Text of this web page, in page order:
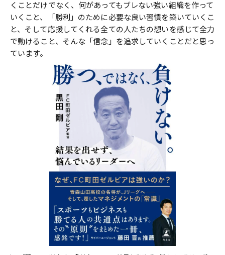
くことだけでなく、何があってもブレない強い組織を作って
いくこと、「勝利」のために必要な良い習慣を築いていくこ
と、そして応援してくれる全ての人たちの想いを感じて全力
で動けること、そんな「信念」を追求していくことだと思っ
ています。